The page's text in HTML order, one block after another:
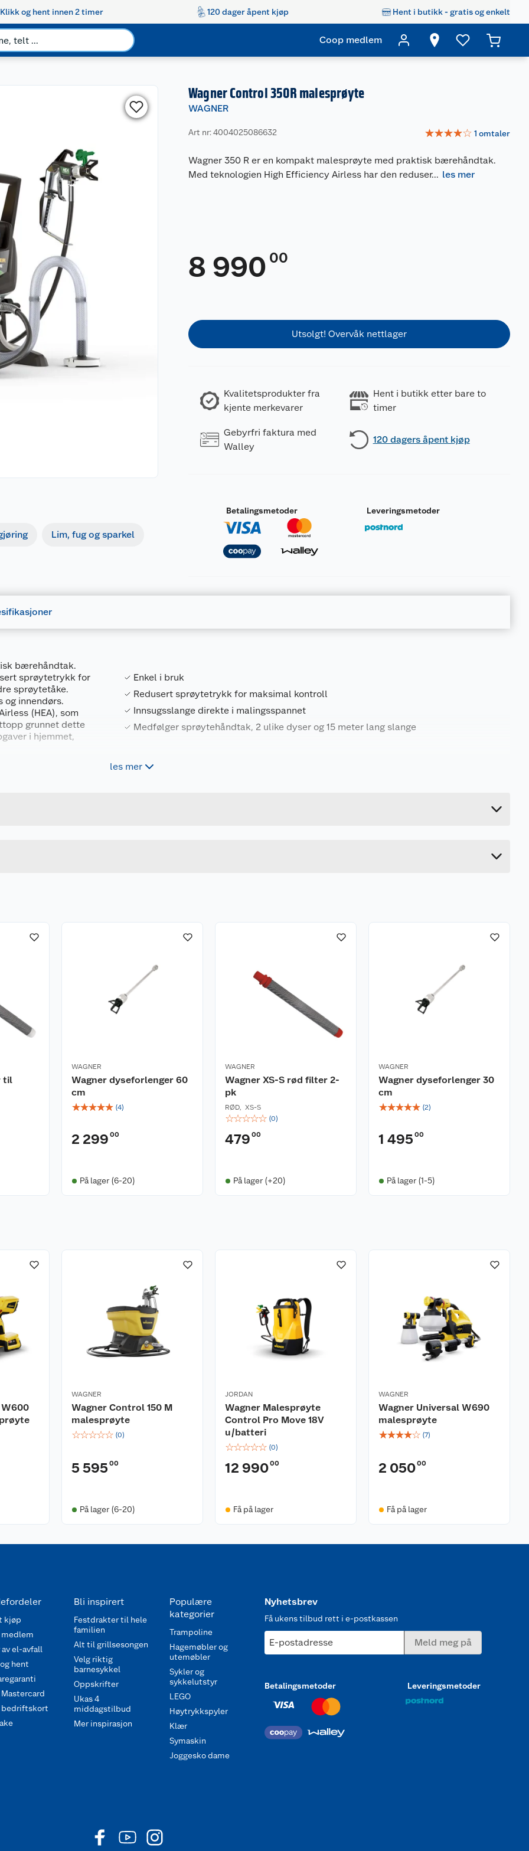
Klikk og hent innen 2 timer 120 dager åpent kjøp Hent i butikk - gratis og enkelt
Coop medlem
Lim, fug og sparkel
Wagner Control 350R malesprøyte
WAGNER
Art nr: 4004025086632 ☆☆☆☆☆ 1 omtaler
Wagner 350 R er en kompakt malesprøyte med praktisk bærehåndtak.
Med teknologien High Efficiency Airless har den reduser... les mer
8 990 00
Utsolgt! Overvåk nettlager
Kvalitetsprodukter fra
kjente merkevarer
Hent i butikk etter bare to
timer
Gebyrfri faktura med
Walley
120 dagers åpent kjøp
Betalingsmetoder Leveringsmetoder
bærehåndtak.
sprøytetrykk for
sprøytetåke.
og innendørs.
(HEA), som
grunnet dette
i hjemmet,
som plasseres
for de fleste
Enkel i bruk
Redusert sprøytetrykk for maksimal kontroll
Innsugsslange direkte i malingsspannet
Medfølger sprøytehåndtak, 2 ulike dyser og 15 meter lang slange
les merForpakningsmål
til
WAGNER
Wagner dyseforlenger 60
cm
☆☆☆☆☆ (4)
2 299 00
På lager (6-20)
WAGNER
Wagner XS-S rød filter 2-
pk
RØD, XS-S
☆☆☆☆☆ (0)
479 00
På lager (+20)
WAGNER
Wagner dyseforlenger 30
cm
☆☆☆☆☆ (2)
1 495 00
På lager (1-5)
WAGNER
Wagner Control 150 M
malesprøyte
☆☆☆☆☆ (0)
5 595 00
På lager (6-20)
JORDAN
Wagner Malesprøyte
Control Pro Move 18V
u/batteri
☆☆☆☆☆ (0)
12 99000
Få på lager
WAGNER
Wagner Universal W690
malesprøyte
☆☆☆☆☆ (7)
2 05000
Få på lager
kjøp
medlem
av el-avfall
hent
bedriftskort
Bli inspirert
Festdrakter til hele
familien
Alt til grillsesongen
Velg riktig
barnesykkel
Oppskrifter
Ukas 4
middagstilbud
Mer inspirasjon
Populære
kategorier
Trampoline
Hagemøbler og
utemøbler
Sykler og
sykkelutstyr
LEGO
Høytrykkspyler
Klær
Symaskin
Joggesko dame
Nyhetsbrev
Få ukens tilbud rett i e-postkassen
E-postadresse Meld meg på
Betalingsmetoder Leveringsmetoder